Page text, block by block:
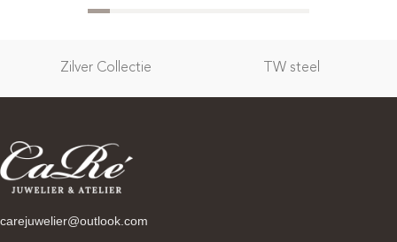
Zilver Collectie TW steel
carejuwelier@outlook.com